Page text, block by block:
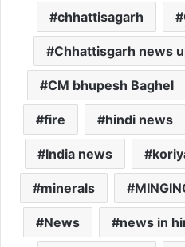
chhattisagarh
Chhattisgarh news
CM bhupesh Baghel
fire hindi news
India news
minerals
News news in